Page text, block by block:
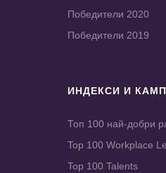
Победители 2020
Победители 2019
ИНДЕКСИ И
Топ 100 най-добри
Top 100 Workplace
Top 100 Talents